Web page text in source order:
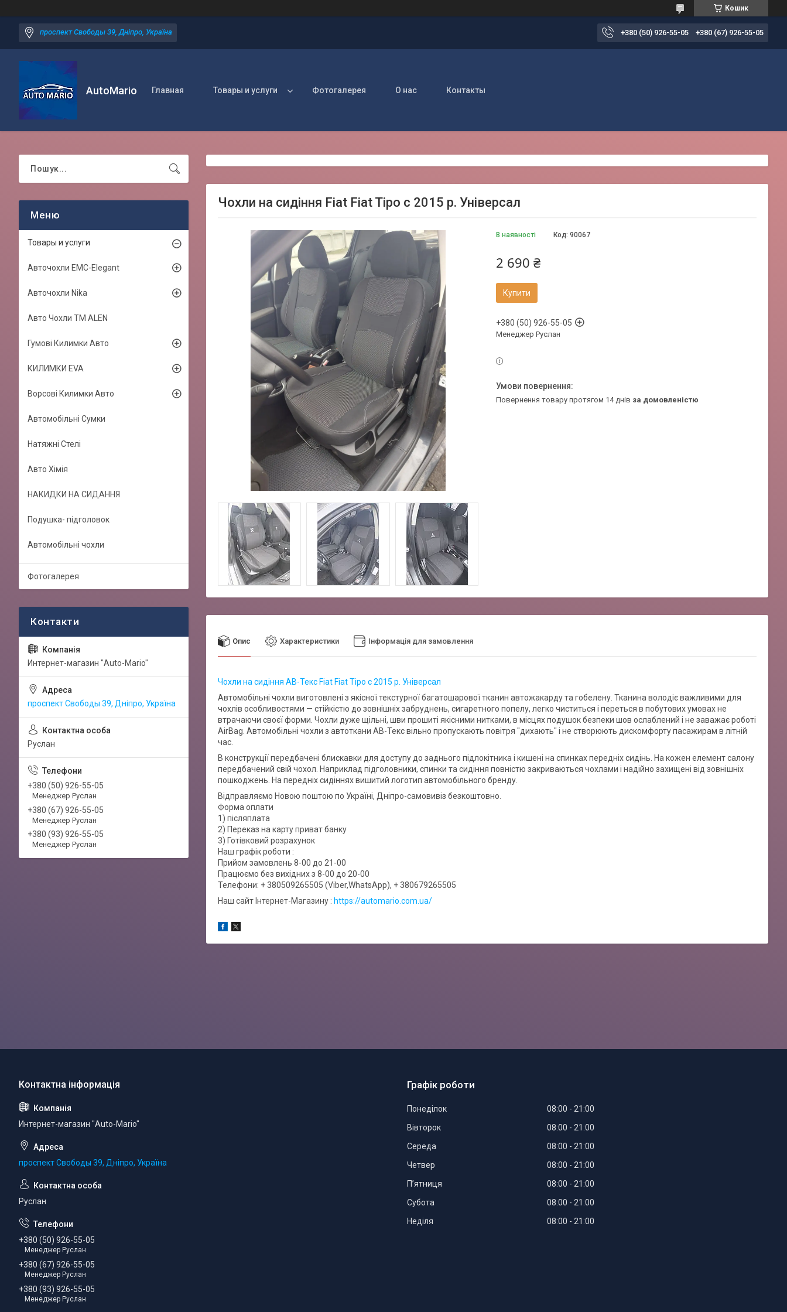
Кошик
проспект Свободы 39, Дніпро, Україна +380 (50) 926-55-05 +380 (67) 926-55-05
AutoMario Главная Товары и услуги Фотогалерея О нас Контакты
Чохли на сидіння Fiat Fiat Tipo c 2015 р. Універсал
В наявності Код: 90067
2 690 ₴
Купити
+380 (50) 926-55-05
Менеджер Руслан
повернення товару протягом 14 днів за домовленістю
Опис Характеристики Інформація для замовлення
Чохли на сидіння АВ-Текс Fiat Fiat Tipo c 2015 р. Універсал
Автомобільні чохли виготовлені з якісної текстурної багатошарової тканин автожакарду та гобелену. Тканина володіє важливими для
чохлів особливостями — стійкістю до зовнішніх забруднень, сигаретного попелу, легко чиститься і переться в побутових умовах не
втрачаючи своєї форми. Чохли дуже щільні, шви прошиті якісними нитками, в місцях подушок безпеки шов ослаблений і не заважає роботі
AirBag. Автомобільні чохли з автоткани АВ-Текс вільно пропускають повітря "дихають" і не створюють дискомфорту пасажирам в літній
час.
В конструкції передбачені блискавки для доступу до заднього підлокітника і кишені на спинках передніх сидінь. На кожен елемент салону
передбачений свій чохол. Наприклад підголовники, спинки та сидіння повністю закриваються чохлами і надійно захищені від зовнішніх
пошкоджень. На передніх сидіннях вишитий логотип автомобільного бренду.
Відправляємо Новою поштою по Україні, Дніпро-самовивіз безкоштовно.
Форма оплати
1) післяплата
2) Переказ на карту приват банку
3) Готівковий розрахунок
Наш графік роботи :
Прийом замовлень 8-00 до 21-00
Працюємо без вихідних з 8-00 до 20-00
Телефони: + 380509265505 (Viber,WhatsApp), + 380679265505
Наш сайт Інтернет-Магазину : https://automario.com.ua/
Товары и услуги
Авточохли EMC-Elegant
Авточохли Nika
Авто Чохли TM ALEN
Гумові Килимки Авто
КИЛИМКИ EVA
Ворсові Килимки Авто
Автомобільні Сумки
Натяжні Стелі
Авто Хімія
НАКИДКИ НА СИДАННЯ
Подушка- підголовок
Автомобільні чохли
Фотогалерея
Интернет-магазин "Auto-Mario"
проспект Свободы 39, Дніпро, Україна
Руслан
+380 (50) 926-55-05
Менеджер Руслан
+380 (67) 926-55-05
Менеджер Руслан
+380 (93) 926-55-05
Менеджер Руслан
Интернет-магазин "Auto-Mario"
проспект Свободы 39, Дніпро, Україна
Руслан
+380 (50) 926-55-05
Менеджер Руслан
+380 (67) 926-55-05
Менеджер Руслан
+380 (93) 926-55-05
Менеджер Руслан
Графік роботи
Понеділок 08:00
21:00
Вівторок
08:00
21:00
Середа
08:00
21:00
Четвер
08:00
21:00
Пʼятниця
08:00
21:00
Субота
08:00
21:00
Неділя
08:00 21:00